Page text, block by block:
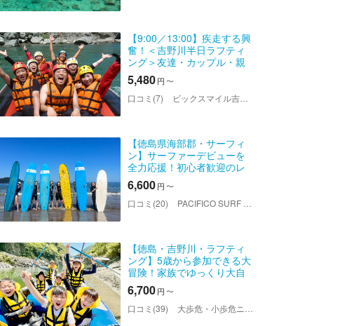
【9:00／13:00】疾走する興
奮！＜吉野川半日ラフティ
ング＞友達・カップル・親
子で一緒にアドレナリン全
開！激流吉野川を半日で手
軽に体験しよう。実績25
5,480円 〜
口コミ(7) ビックスマイル吉野川ラフティング
【徳島県海部郡・サーフィ
ン】サーファーデビューを
全力応援！初心者歓迎のレ
ッスンプラン！
6,600円 〜
口コミ(20) PACIFICO SURF HOUSE（パシフィコサーフハウス）
【徳島・吉野川・ラフティ
ング】5歳から参加できる大
冒険！家族でゆっくり大自
然に触れる「ファミリーツ
アー」
6,700円 〜
口コミ(39) 大歩危・小歩危ニューヤードラフティング